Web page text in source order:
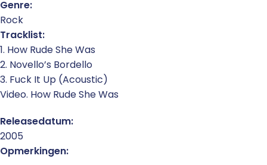
Genre:
Rock
Tracklist:
1. How Rude She Was
2. Novello’s Bordello
3. Fuck It Up (Acoustic)
Video. How Rude She Was
Releasedatum:
2005
Opmerkingen: